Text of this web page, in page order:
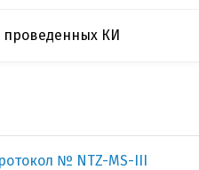
проведенных КИ
№ NTZ-MS-III